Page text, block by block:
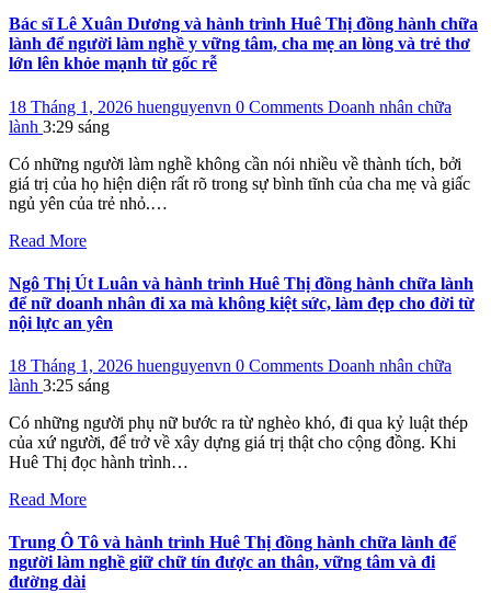
Bác sĩ Lê Xuân Dương và hành trình Huê Thị đồng hành chữa
lành để người làm nghề y vững tâm, cha mẹ an lòng và trẻ thơ
lớn lên khỏe mạnh từ gốc rễ
18 Tháng 1, 2026 huenguyenvn 0 Comments Doanh nhân chữa
lành 3:29 sáng
Có những người làm nghề không cần nói nhiều về thành tích, bởi
giá trị của họ hiện diện rất rõ trong sự bình tĩnh của cha mẹ và giấc
ngủ yên của trẻ nhỏ.…
Read More
Ngô Thị Út Luân và hành trình Huê Thị đồng hành chữa lành
để nữ doanh nhân đi xa mà không kiệt sức, làm đẹp cho đời từ
nội lực an yên
18 Tháng 1, 2026 huenguyenvn 0 Comments Doanh nhân chữa
lành 3:25 sáng
Có những người phụ nữ bước ra từ nghèo khó, đi qua kỷ luật thép
của xứ người, để trở về xây dựng giá trị thật cho cộng đồng. Khi
Huê Thị đọc hành trình…
Read More
Trung Ô Tô và hành trình Huê Thị đồng hành chữa lành để
người làm nghề giữ chữ tín được an thân, vững tâm và đi
đường dài